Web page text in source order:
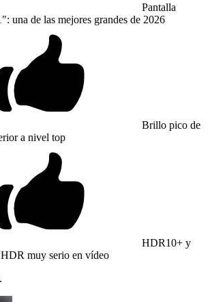
Pantalla
una de las mejores grandes de 2026
Brillo pico de
a nivel top
HDR10+ y
muy serio en vídeo